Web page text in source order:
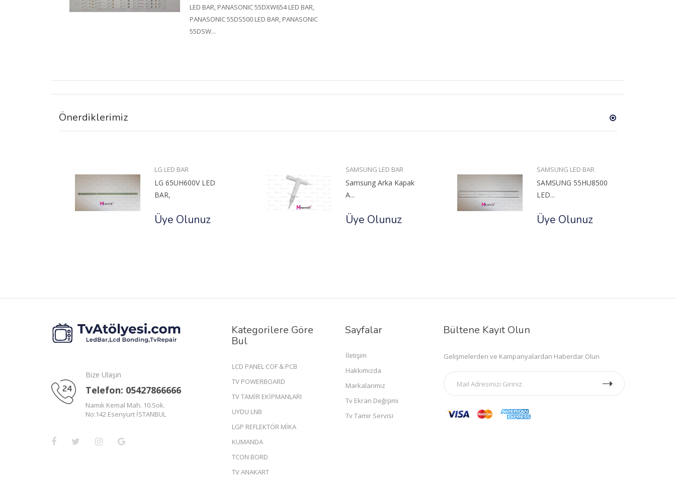
LED BAR, PANASONIC 55DXW654 LED BAR,
PANASONIC 55DS500 LED BAR, PANASONIC
55DSW...
Önerdiklerimiz
LG LED BAR
LG 65UH600V LED
BAR,
Üye Olunuz
SAMSUNG LED BAR
Samsung Arka Kapak
A...
Üye Olunuz
SAMSUNG LED BAR
SAMSUNG 55HU8500
LED...
Üye Olunuz
Bize Ulaşın
Telefon: 05427866666
Namık Kemal Mah. 10.Sok.
No:142 Esenyurt İSTANBUL
Kategorilere Göre
Bul
LCD PANEL COF & PCB
TV POWERBOARD
TV TAMİR EKİPMANLARI
UYDU LNB
LGP REFLEKTÖR MİKA
KUMANDA
TCON BORD
TV ANAKART
Sayfalar
İletişim
Hakkımızda
Markalarımız
Tv Ekran Değişimi
Tv Tamir Servisi
Bültene Kayıt Olun
Gelişmelerden ve Kampanyalardan Haberdar Olun